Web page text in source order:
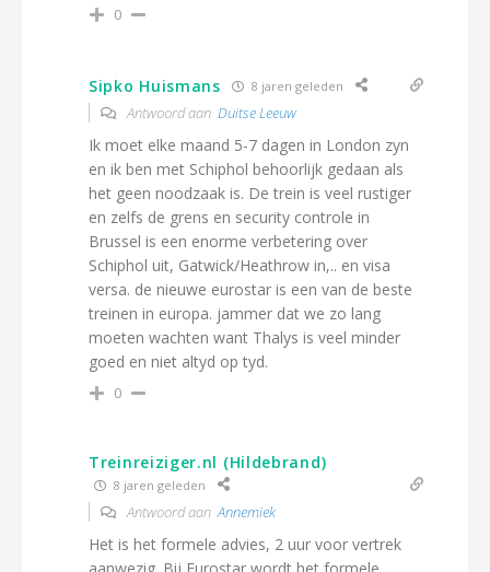
0
Sipko Huismans 8 jaren geleden
Antwoord aan Duitse Leeuw
Ik moet elke maand 5-7 dagen in London zyn
en ik ben met Schiphol behoorlijk gedaan als
het geen noodzaak is. De trein is veel rustiger
en zelfs de grens en security controle in
Brussel is een enorme verbetering over
Schiphol uit, Gatwick/Heathrow in,.. en visa
versa. de nieuwe eurostar is een van de beste
treinen in europa. jammer dat we zo lang
moeten wachten want Thalys is veel minder
goed en niet altyd op tyd.
0
Treinreiziger.nl (Hildebrand)
8 jaren geleden
Antwoord aanAnnemiek
Het is het formele advies, 2 uur voor vertrek